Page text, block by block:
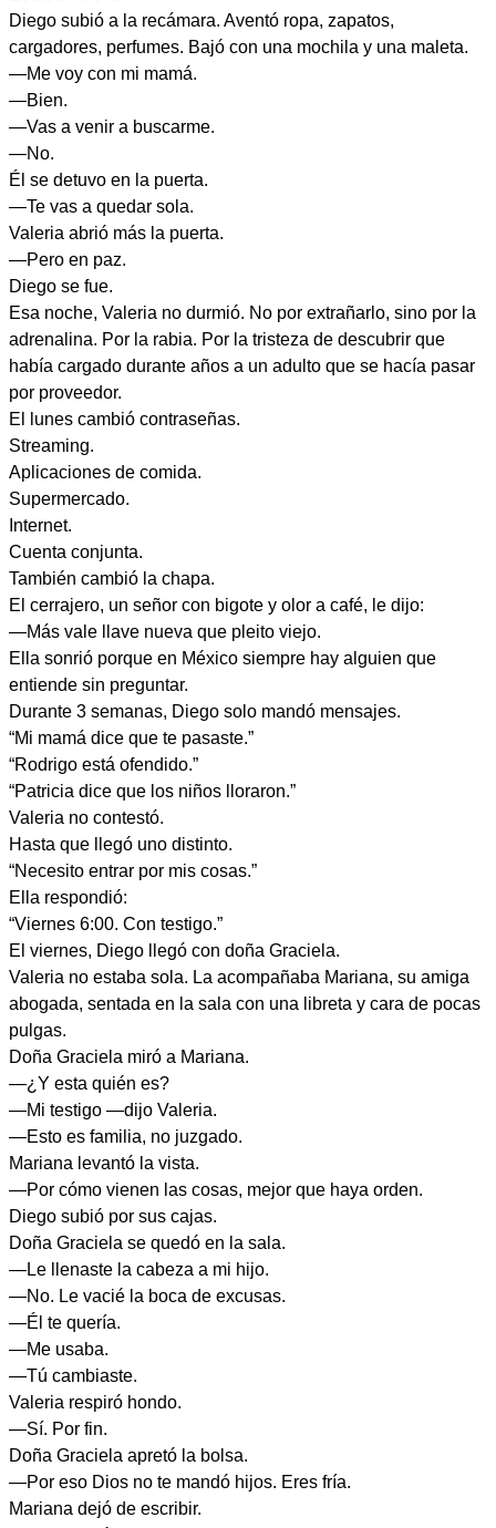
Diego subió a la recámara. Aventó ropa, zapatos,
cargadores, perfumes. Bajó con una mochila y una maleta.
—Me voy con mi mamá.
—Bien.
—Vas a venir a buscarme.
—No.
Él se detuvo en la puerta.
—Te vas a quedar sola.
Valeria abrió más la puerta.
—Pero en paz.
Diego se fue.
Esa noche, Valeria no durmió. No por extrañarlo, sino por la
adrenalina. Por la rabia. Por la tristeza de descubrir que
había cargado durante años a un adulto que se hacía pasar
por proveedor.
El lunes cambió contraseñas.
Streaming.
Aplicaciones de comida.
Supermercado.
Internet.
Cuenta conjunta.
También cambió la chapa.
El cerrajero, un señor con bigote y olor a café, le dijo:
—Más vale llave nueva que pleito viejo.
Ella sonrió porque en México siempre hay alguien que
entiende sin preguntar.
Durante 3 semanas, Diego solo mandó mensajes.
“Mi mamá dice que te pasaste.”
“Rodrigo está ofendido.”
“Patricia dice que los niños lloraron.”
Valeria no contestó.
Hasta que llegó uno distinto.
“Necesito entrar por mis cosas.”
Ella respondió:
“Viernes 6:00. Con testigo.”
El viernes, Diego llegó con doña Graciela.
Valeria no estaba sola. La acompañaba Mariana, su amiga
abogada, sentada en la sala con una libreta y cara de pocas
pulgas.
Doña Graciela miró a Mariana.
—¿Y esta quién es?
—Mi testigo —dijo Valeria.
—Esto es familia, no juzgado.
Mariana levantó la vista.
—Por cómo vienen las cosas, mejor que haya orden.
Diego subió por sus cajas.
Doña Graciela se quedó en la sala.
—Le llenaste la cabeza a mi hijo.
—No. Le vacié la boca de excusas.
—Él te quería.
—Me usaba.
—Tú cambiaste.
Valeria respiró hondo.
—Sí. Por fin.
Doña Graciela apretó la bolsa.
—Por eso Dios no te mandó hijos. Eres fría.
Mariana dejó de escribir.